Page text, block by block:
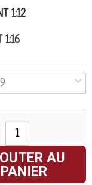
1:12
1:16
AU
PANIER